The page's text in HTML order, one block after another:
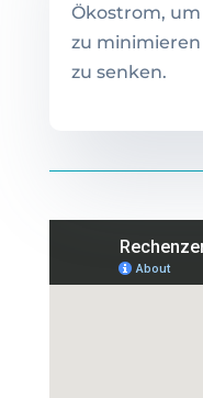
Ökostrom,
zu
zu senken.